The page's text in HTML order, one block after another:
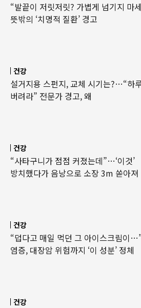
“발끝이 저릿저릿? 가볍게 넘기지 마
뜻밖의 ‘치명적 질환’ 경고
건강
설거지용 스펀지, 교체 시기는?…“하
버려라” 전문가 경고, 왜
건강
“사타구니가 점점 커졌는데”…‘이것’
방치했다가 음낭으로 소장 3m 쏟아져
건강
“덥다고 매일 먹던 그 아이스크림이
염증, 대장암 위험까지 ‘이 성분’ 정체
건강